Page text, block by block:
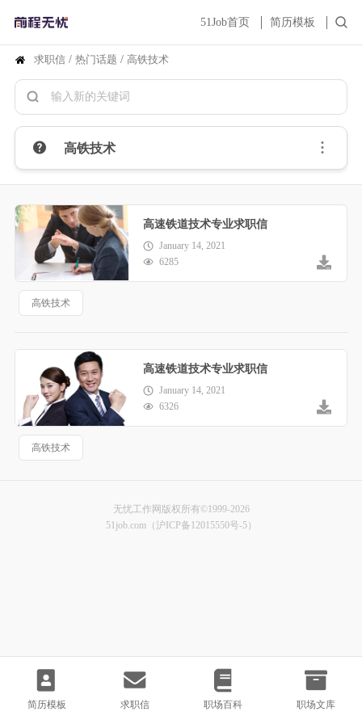
51Job首页 简历模板
简历模板 求职信 职场百科 职场文库
求职信 / 热门话题 / 高铁技术
高铁技术
高速铁道技术专业求职信
January 14, 2021
6285
高铁技术
高速铁道技术专业求职信
January 14, 2021
6326
高铁技术
无忧工作网版权所有©1999-2026
51job.com（沪ICP备12015550号-5）